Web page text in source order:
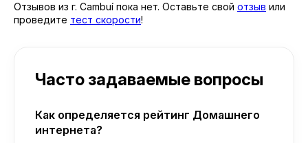
Отзывов из г. Cambuí пока нет. Оставьте свой отзыв или
проведите тест скорости!
Часто задаваемые вопросы
Как определяется рейтинг Домашнего
интернета?